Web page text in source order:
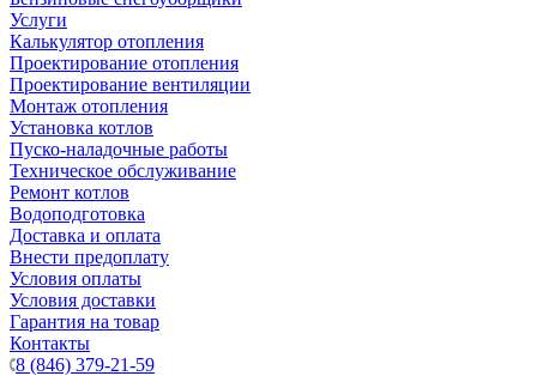
Услуги
Калькулятор отопления
Проектирование отопления
Проектирование вентиляции
Монтаж отопления
Установка котлов
Пуско-наладочные работы
Техническое обслуживание
Ремонт котлов
Водоподготовка
Доставка и оплата
Внести предоплату
Условия оплаты
Условия доставки
Гарантия на товар
Контакты
8 (846) 379-21-59